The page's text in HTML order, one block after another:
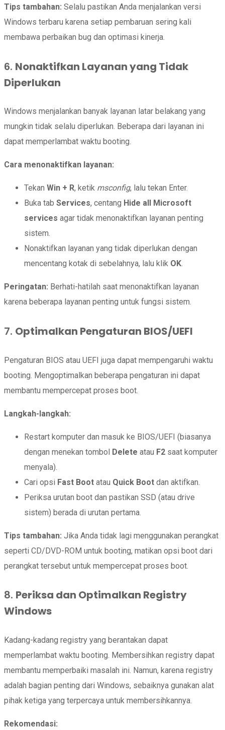
Tips tambahan: Selalu pastikan Anda menjalankan versi
Windows terbaru karena setiap pembaruan sering kali
membawa perbaikan bug dan optimasi kinerja.
6. Nonaktifkan Layanan yang Tidak
Diperlukan
Windows menjalankan banyak layanan latar belakang yang
mungkin tidak selalu diperlukan. Beberapa dari layanan ini
dapat memperlambat waktu booting.
Cara menonaktifkan layanan:
Tekan Win + R, ketik msconfig, lalu tekan Enter.
Buka tab Services, centang Hide all Microsoft
services agar tidak menonaktifkan layanan penting
sistem.
Nonaktifkan layanan yang tidak diperlukan dengan
mencentang kotak di sebelahnya, lalu klik OK.
Peringatan: Berhati-hatilah saat menonaktifkan layanan
karena beberapa layanan penting untuk fungsi sistem.
7. Optimalkan Pengaturan BIOS/UEFI
Pengaturan BIOS atau UEFI juga dapat mempengaruhi waktu
booting. Mengoptimalkan beberapa pengaturan ini dapat
membantu mempercepat proses boot.
Langkah-langkah:
Restart komputer dan masuk ke BIOS/UEFI (biasanya
dengan menekan tombol Delete atau F2 saat komputer
menyala).
Cari opsi Fast Boot atau Quick Boot dan aktifkan.
Periksa urutan boot dan pastikan SSD (atau drive
sistem) berada di urutan pertama.
Tips tambahan: Jika Anda tidak lagi menggunakan perangkat
seperti CD/DVD-ROM untuk booting, matikan opsi boot dari
perangkat tersebut untuk mempercepat proses boot.
8. Periksa dan Optimalkan Registry
Windows
Kadang-kadang registry yang berantakan dapat
memperlambat waktu booting. Membersihkan registry dapat
membantu memperbaiki masalah ini. Namun, karena registry
adalah bagian penting dari Windows, sebaiknya gunakan alat
pihak ketiga yang terpercaya untuk membersihkannya.
Rekomendasi: